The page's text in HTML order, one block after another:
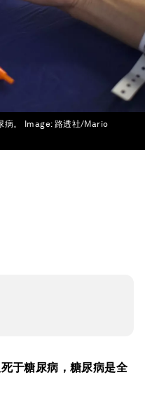
。 Image: 路透社/Mario
于糖尿病，糖尿病是全